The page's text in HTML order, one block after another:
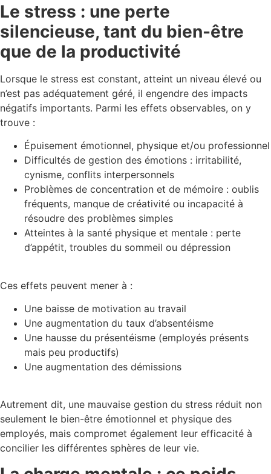
Le stress : une perte
silencieuse, tant du bien-être
que de la productivité
Lorsque le stress est constant, atteint un niveau élevé ou
n’est pas adéquatement géré, il engendre des impacts
négatifs importants. Parmi les effets observables, on y
trouve :
Épuisement émotionnel, physique et/ou professionnel
Difficultés de gestion des émotions : irritabilité,
cynisme, conflits interpersonnels
Problèmes de concentration et de mémoire : oublis
fréquents, manque de créativité ou incapacité à
résoudre des problèmes simples
Atteintes à la santé physique et mentale : perte
d’appétit, troubles du sommeil ou dépression
Ces effets peuvent mener à :
Une baisse de motivation au travail
Une augmentation du taux d’absentéisme
Une hausse du présentéisme (employés présents
mais peu productifs)
Une augmentation des démissions
Autrement dit, une mauvaise gestion du stress réduit non
seulement le bien-être émotionnel et physique des
employés, mais compromet également leur efficacité à
concilier les différentes sphères de leur vie.